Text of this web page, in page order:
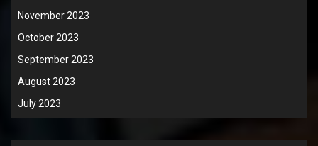
November 2023
October 2023
September 2023
August 2023
July 2023